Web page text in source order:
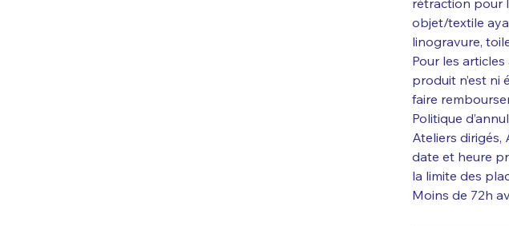
rétraction pour
objet/textile
linogravure,
Pour les
produit n’est ni
faire
Politique
Ateliers dirigés,
date et heure
la limite des
Moins de 72h